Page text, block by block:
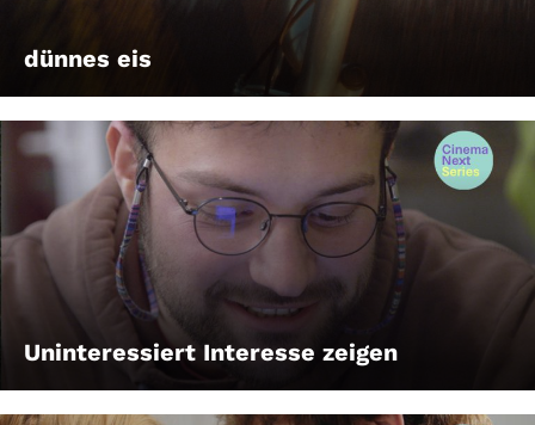
dünnes eis
Uninteressiert Interesse zeigen